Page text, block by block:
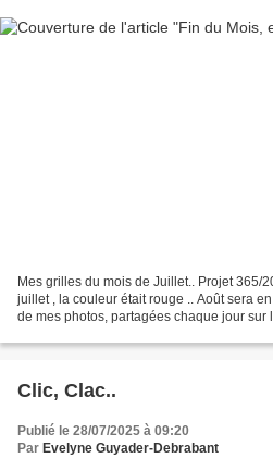
Mes grilles du mois de Juillet.. Projet 365/
juillet , la couleur était rouge .. Août sera
de mes photos, partagées chaque jour sur
Clic, Clac..
Publié le 28/07/2025 à 09:20
Par Evelyne Guyader-Debrabant